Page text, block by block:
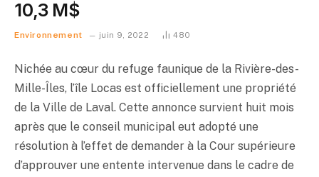
10,3 M$
Environnement juin 9, 2022 480
Nichée au cœur du refuge faunique de la Rivière-des-
Mille-Îles, l’île Locas est officiellement une propriété
de la Ville de Laval. Cette annonce survient huit mois
après que le conseil municipal eut adopté une
résolution à l’effet de demander à la Cour supérieure
d’approuver une entente intervenue dans le cadre de